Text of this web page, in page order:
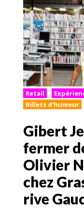
Retail
Billets d'humeur
Gibert
fermer
Olivier
chez
rive